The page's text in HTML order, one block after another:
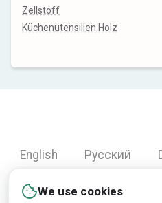
Zellstoff
Küchenutensilien Holz
We use cookies
English Русский
العربية
Türkçe